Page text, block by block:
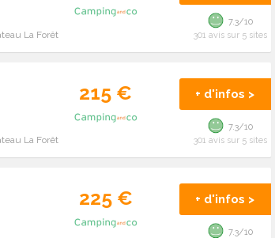
La Forêt
7.3/10
301 avis sur 5 sites
La Forêt
215 € + d'infos >
7.3/10
301 avis sur 5 sites
225 € + d'infos >
7.3/10